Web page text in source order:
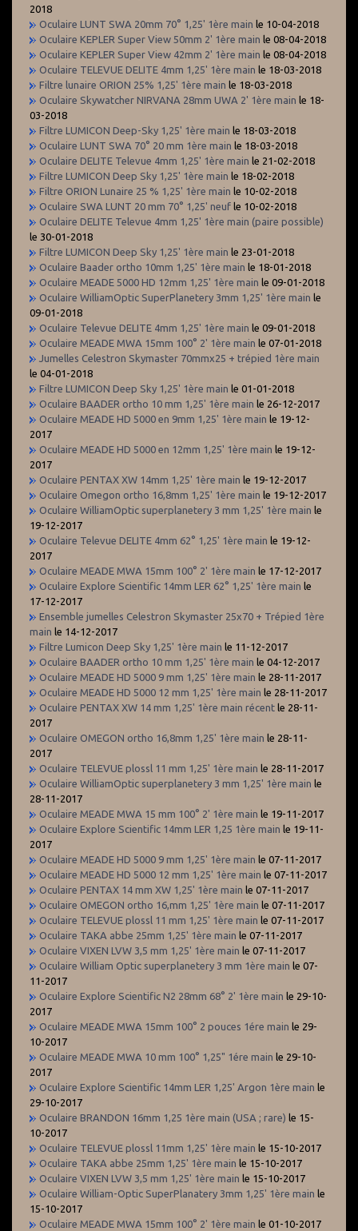
2018
Oculaire LUNT SWA 20mm 70° 1,25' 1ère main le 10-04-2018
Oculaire KEPLER Super View 50mm 2' 1ère main le 08-04-2018
Oculaire KEPLER Super View 42mm 2' 1ère main le 08-04-2018
Oculaire TELEVUE DELITE 4mm 1,25' 1ère main le 18-03-2018
Filtre lunaire ORION 25% 1,25' 1ère main le 18-03-2018
Oculaire Skywatcher NIRVANA 28mm UWA 2' 1ère main le 18-
03-2018
Filtre LUMICON Deep-Sky 1,25' 1ère main le 18-03-2018
Oculaire LUNT SWA 70° 20 mm 1ère main le 18-03-2018
Oculaire DELITE Televue 4mm 1,25' 1ère main le 21-02-2018
Filtre LUMICON Deep Sky 1,25' 1ère main le 18-02-2018
Filtre ORION Lunaire 25 % 1,25' 1ère main le 10-02-2018
Oculaire SWA LUNT 20 mm 70° 1,25' neuf le 10-02-2018
Oculaire DELITE Televue 4mm 1,25' 1ère main (paire possible)
le 30-01-2018
Filtre LUMICON Deep Sky 1,25' 1ère main le 23-01-2018
Oculaire Baader ortho 10mm 1,25' 1ère main le 18-01-2018
Oculaire MEADE 5000 HD 12mm 1,25' 1ère main le 09-01-2018
Oculaire WilliamOptic SuperPlanetery 3mm 1,25' 1ère main le
09-01-2018
Oculaire Televue DELITE 4mm 1,25' 1ère main le 09-01-2018
Oculaire MEADE MWA 15mm 100° 2' 1ère main le 07-01-2018
Jumelles Celestron Skymaster 70mmx25 + trépied 1ère main
le 04-01-2018
Filtre LUMICON Deep Sky 1,25' 1ère main le 01-01-2018
Oculaire BAADER ortho 10 mm 1,25' 1ère main le 26-12-2017
Oculaire MEADE HD 5000 en 9mm 1,25' 1ère main le 19-12-
2017
Oculaire MEADE HD 5000 en 12mm 1,25' 1ère main le 19-12-
2017
Oculaire PENTAX XW 14mm 1,25' 1ère main le 19-12-2017
Oculaire Omegon ortho 16,8mm 1,25' 1ère main le 19-12-2017
Oculaire WilliamOptic superplanetery 3 mm 1,25' 1ère main le
19-12-2017
Oculaire Televue DELITE 4mm 62° 1,25' 1ère main le 19-12-
2017
Oculaire MEADE MWA 15mm 100° 2' 1ère main le 17-12-2017
Oculaire Explore Scientific 14mm LER 62° 1,25' 1ère main le
17-12-2017
Ensemble jumelles Celestron Skymaster 25x70 + Trépied 1ère
main le 14-12-2017
Filtre Lumicon Deep Sky 1,25' 1ère main le 11-12-2017
Oculaire BAADER ortho 10 mm 1,25' 1ère main le 04-12-2017
Oculaire MEADE HD 5000 9 mm 1,25' 1ère main le 28-11-2017
Oculaire MEADE HD 5000 12 mm 1,25' 1ère main le 28-11-2017
Oculaire PENTAX XW 14 mm 1,25' 1ère main récent le 28-11-
2017
Oculaire OMEGON ortho 16,8mm 1,25' 1ère main le 28-11-
2017
Oculaire TELEVUE plossl 11 mm 1,25' 1ère main le 28-11-2017
Oculaire WilliamOptic superplanetery 3 mm 1,25' 1ère main le
28-11-2017
Oculaire MEADE MWA 15 mm 100° 2' 1ère main le 19-11-2017
Oculaire Explore Scientific 14mm LER 1,25 1ère main le 19-11-
2017
Oculaire MEADE HD 5000 9 mm 1,25' 1ère main le 07-11-2017
Oculaire MEADE HD 5000 12 mm 1,25' 1ère main le 07-11-2017
Oculaire PENTAX 14 mm XW 1,25' 1ère main le 07-11-2017
Oculaire OMEGON ortho 16,mm 1,25' 1ère main le 07-11-2017
Oculaire TELEVUE plossl 11 mm 1,25' 1ère main le 07-11-2017
Oculaire TAKA abbe 25mm 1,25' 1ère main le 07-11-2017
Oculaire VIXEN LVW 3,5 mm 1,25' 1ère main le 07-11-2017
Oculaire William Optic superplanetery 3 mm 1ère main le 07-
11-2017
Oculaire Explore Scientific N2 28mm 68° 2' 1ère main le 29-10-
2017
Oculaire MEADE MWA 15mm 100° 2 pouces 1ére main le 29-
10-2017
Oculaire MEADE MWA 10 mm 100° 1,25" 1ére main le 29-10-
2017
Oculaire Explore Scientific 14mm LER 1,25' Argon 1ère main le
29-10-2017
Oculaire BRANDON 16mm 1,25 1ère main (USA ; rare) le 15-
10-2017
Oculaire TELEVUE plossl 11mm 1,25' 1ère main le 15-10-2017
Oculaire TAKA abbe 25mm 1,25' 1ère main le 15-10-2017
Oculaire VIXEN LVW 3,5 mm 1,25' 1ère main le 15-10-2017
Oculaire William-Optic SuperPlanatery 3mm 1,25' 1ère main le
15-10-2017
Oculaire MEADE MWA 15mm 100° 2' 1ère main le 01-10-2017